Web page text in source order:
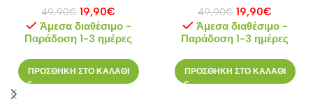
49,90€ 19,90€
Άμεσα διαθέσιμο -
Παράδοση 1-3 ημέρες
ΠΡΟΣΘΗΚΗ ΣΤΟ ΚΑΛΑΘΙ
49,90€ 19,90€
Άμεσα διαθέσιμο -
Παράδοση 1-3 ημέρες
ΠΡΟΣΘΗΚΗ ΣΤΟ ΚΑΛΑΘΙ